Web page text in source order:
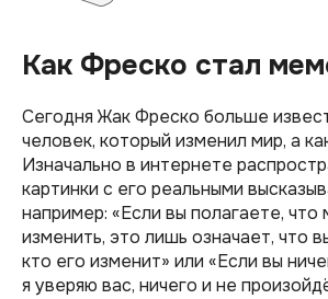
Как Фреско стал
Сегодня Жак Фреско больше
человек, который изменил мир, а
Изначально в интернете
картинки с его реальными
например: «Если вы полагаете, что
изменить, это лишь означает, что
кто его изменит» или «Если вы
я уверяю вас, ничего и не